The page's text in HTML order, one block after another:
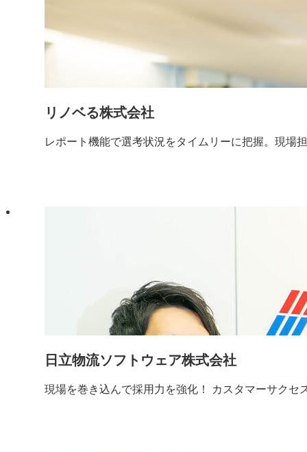
リノベる株式会社
レポート機能で選考状況をタイムリーに把握。現場
日立物流ソフトウェア株式会社
現場を巻き込んで採用力を強化！ カスタマーサク